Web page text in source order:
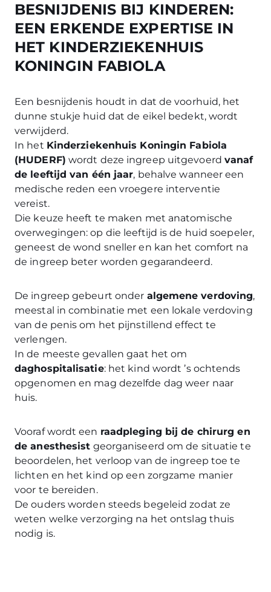
BESNIJDENIS BIJ KINDEREN:
EEN ERKENDE EXPERTISE IN
HET KINDERZIEKENHUIS
KONINGIN FABIOLA
Een besnijdenis houdt in dat de voorhuid, het
dunne stukje huid dat de eikel bedekt, wordt
verwijderd.
In het Kinderziekenhuis Koningin Fabiola
(HUDERF) wordt deze ingreep uitgevoerd vanaf
de leeftijd van één jaar, behalve wanneer een
medische reden een vroegere interventie
vereist.
Die keuze heeft te maken met anatomische
overwegingen: op die leeftijd is de huid soepeler,
geneest de wond sneller en kan het comfort na
de ingreep beter worden gegarandeerd.
De ingreep gebeurt onder algemene verdoving,
meestal in combinatie met een lokale verdoving
van de penis om het pijnstillend effect te
verlengen.
In de meeste gevallen gaat het om
daghospitalisatie: het kind wordt ’s ochtends
opgenomen en mag dezelfde dag weer naar
huis.
Vooraf wordt een raadpleging bij de chirurg en
de anesthesist georganiseerd om de situatie te
beoordelen, het verloop van de ingreep toe te
lichten en het kind op een zorgzame manier
voor te bereiden.
De ouders worden steeds begeleid zodat ze
weten welke verzorging na het ontslag thuis
nodig is.